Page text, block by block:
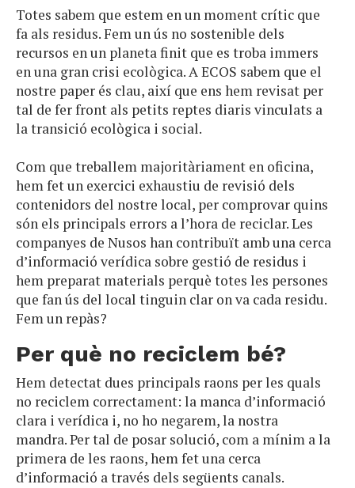
Totes sabem que estem en un moment crític que
fa als residus. Fem un ús no sostenible dels
recursos en un planeta finit que es troba immers
en una gran crisi ecològica. A ECOS sabem que el
nostre paper és clau, així que ens hem revisat per
tal de fer front als petits reptes diaris vinculats a
la transició ecològica i social.
Com que treballem majoritàriament en oficina,
hem fet un exercici exhaustiu de revisió dels
contenidors del nostre local, per comprovar quins
són els principals errors a l’hora de reciclar. Les
companyes de Nusos han contribuït amb una cerca
d’informació verídica sobre gestió de residus i
hem preparat materials perquè totes les persones
que fan ús del local tinguin clar on va cada residu.
Fem un repàs?
Per què no reciclem bé?
Hem detectat dues principals raons per les quals
no reciclem correctament: la manca d’informació
clara i verídica i, no ho negarem, la nostra
mandra. Per tal de posar solució, com a mínim a la
primera de les raons, hem fet una cerca
d’informació a través dels següents canals.